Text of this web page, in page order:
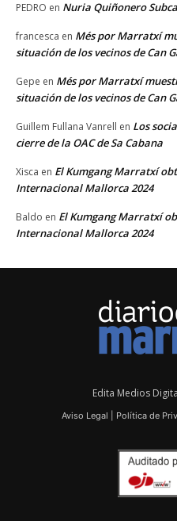
PEDRO en Nuria Quiñonero
francesca en Més por Marratxí
situación de los vecinos de Can
Gepe en Més por Marratxí
situación de los vecinos de Can
Guillem Fullana Vanrell en Los
cierre de la OAC de Sa Cabana
Xisca en El Kumgang Marratxí
Internacional Mallorca 2024
Baldo en El Kumgang Marratxí
Internacional Mallorca 2024
Edita Medios
Aviso Legal Política de